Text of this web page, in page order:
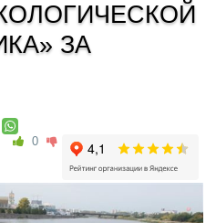
ЗА
0